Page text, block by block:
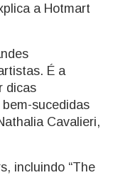
a Hotmart
É a
dicas
sucedidas
Cavalieri,
incluindo “The